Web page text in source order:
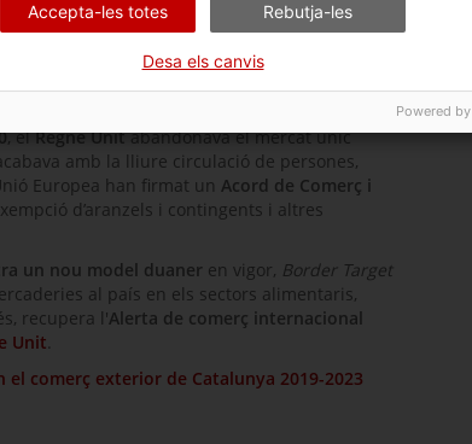
aparells de mesura, plàstics i material
i el Regne Unit
, elRegne Unitabandonava el mercat únic
amb la lliure circulació de persones,
Europea han firmat un Acord de Comerç i
d’aranzels i contingents i altres
un nou model duaner en vigor, Border Target
al país en els sectors alimentaris,
recupera l'Alerta de comerç internacional
Unit
el comerç exterior de Catalunya 2019-2023
Accepta-les totes Rebutja-les
Desa els canvis
Powered by